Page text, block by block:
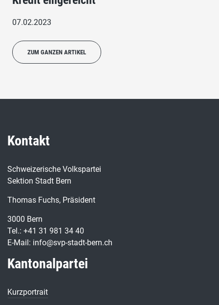
07.02.2023
ZUM GANZEN ARTIKEL
Kontakt
Schweizerische Volkspartei
Sektion Stadt Bern
Thomas Fuchs, Präsident
3000 Bern
Tel.: +41 31 981 34 40
E-Mail: info@svp-stadt-bern.ch
Kantonalpartei
Kurzportrait